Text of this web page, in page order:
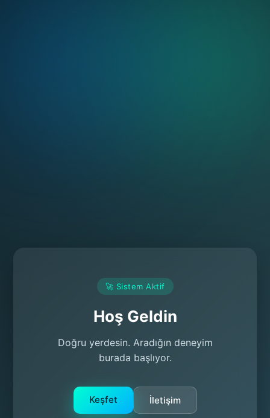
🚀 Sistem Aktif
Hoş Geldin
Doğru yerdesin. Aradığın deneyim
burada başlıyor.
Keşfet İletişim